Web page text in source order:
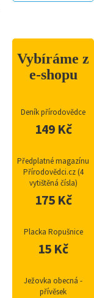
Vybíráme z
e-shopu
Deník přírodovědce
149 Kč
Předplatné magazínu
Přírodovědci.cz (4
vytištěná čísla)
175 Kč
Placka Ropušnice
15 Kč
Ježovka obecná -
přívěsek